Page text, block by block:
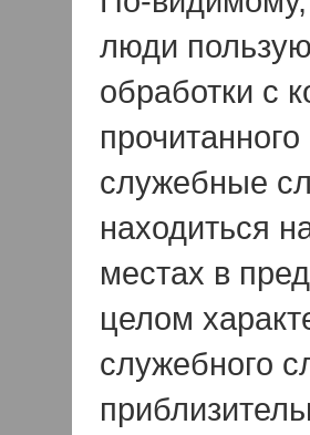
люди
обработки с
служебные
находиться
местах в
целом
служебного